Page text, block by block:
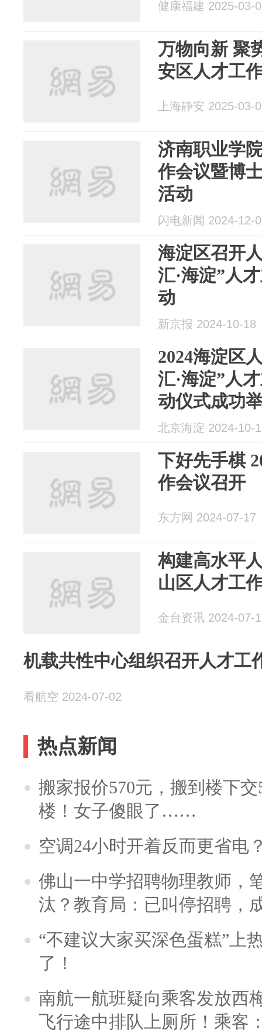
健康福建 2025-03-
万物向新 聚
安区人才工
上海静安 2025-03-
济南职业学
作会议暨博
活动
闪电新闻 2024-12-
海淀区召开
汇·海淀”人
动
新京报 2024-10-18
2024海淀区
汇·海淀”人
动仪式成功
北京海淀 2024-10-
下好先手棋
作会议召开
东方网 2024-07-17
构建高水平
山区人才工
金台资讯 2024-07-
机载共性中心组织召开人才工
看航空 2024-07-02
热点新闻
搬家报价570元，搬到楼下
楼！女子傻眼了……
空调24小时开着反而更省电
佛山一中学招聘物理教师，
汰？教育局：已叫停招聘，
“不建议大家买深色蛋糕”上
了！
南航一航班疑向乘客发放西
飞行途中排队上厕所！乘客